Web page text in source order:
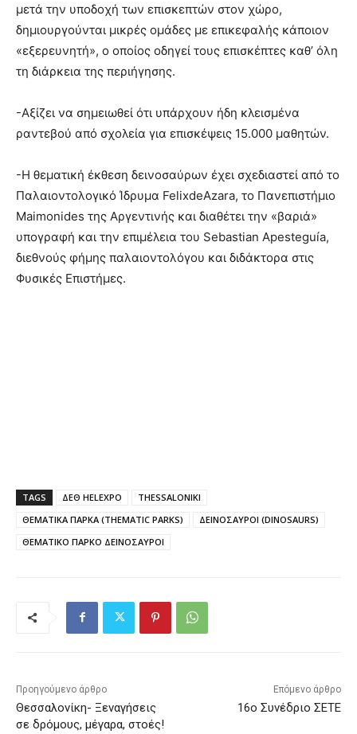
μετά την υποδοχή των επισκεπτών στον χώρο,
δημιουργούνται μικρές ομάδες με επικεφαλής κάποιον
«εξερευνητή», ο οποίος οδηγεί τους επισκέπτες καθ’ όλη
τη διάρκεια της περιήγησης.
-Αξίζει να σημειωθεί ότι υπάρχουν ήδη κλεισμένα
ραντεβού από σχολεία για επισκέψεις 15.000 μαθητών.
-Η θεματική έκθεση δεινοσαύρων έχει σχεδιαστεί από το
Παλαιοντολογικό Ίδρυμα FelixdeAzara, το Πανεπιστήμιο
Maimonides της Αργεντινής και διαθέτει την «βαριά»
υπογραφή και την επιμέλεια του Sebastian Apesteguía,
διεθνούς φήμης παλαιοντολόγου και διδάκτορα στις
Φυσικές Επιστήμες.
TAGS ΔΕΘ HELEXPO
THESSALONIKI
ΘΕΜΑΤΙΚΑ ΠΑΡΚΑ (THEMATIC PARKS)
ΔΕΙΝΟΣΑΥΡΟΙ (DINOSAURS)
ΘΕΜΑΤΙΚΟ ΠΑΡΚΟ ΔΕΙΝΟΣΑΥΡΟΙ
Προηγούμενο άρθρο
Θεσσαλονίκη- Ξεναγήσεις
σε δρόμους, μέγαρα, στοές!
Επόμενο άρθρο
16ο Συνέδριο ΣΕΤΕ